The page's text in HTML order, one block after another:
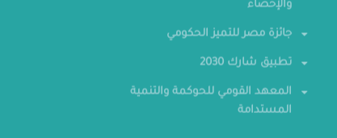
والإحصاء
جائزة مصر للتميز الحكومي
تطبيق شارك 2030
المعهد القومي للحوكمة والتنمية